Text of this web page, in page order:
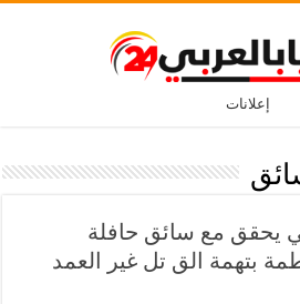
إعلانات
يحقق مع سائق حافلة
بتهمة الق تل غير العمد